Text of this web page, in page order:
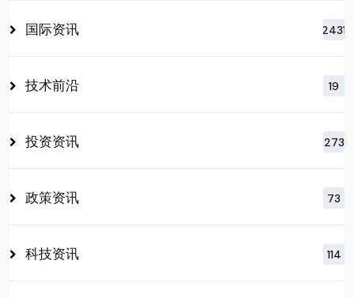
国际资讯 2431
技术前沿 19
投资资讯 273
政策资讯 73
科技资讯 114